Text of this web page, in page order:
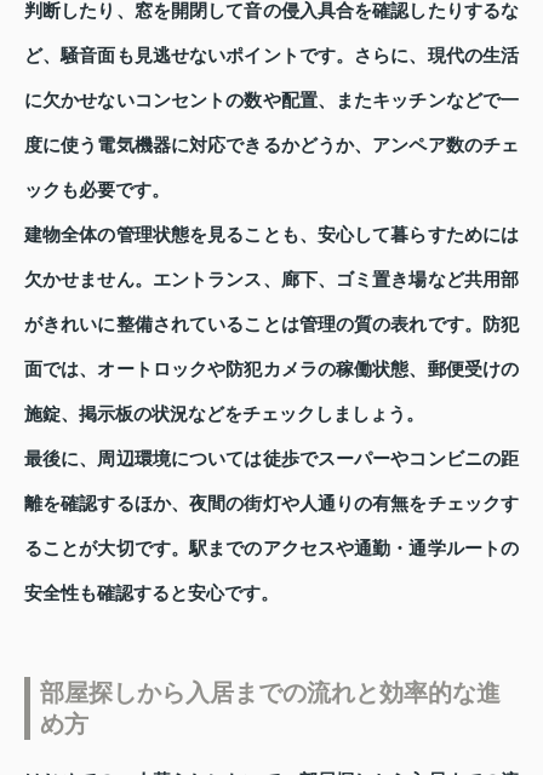
判断したり、窓を開閉して音の侵入具合を確認したりするな
ど、騒音面も見逃せないポイントです。さらに、現代の生活
に欠かせないコンセントの数や配置、またキッチンなどで一
度に使う電気機器に対応できるかどうか、アンペア数のチェ
ックも必要です。
建物全体の管理状態を見ることも、安心して暮らすためには
欠かせません。エントランス、廊下、ゴミ置き場など共用部
がきれいに整備されていることは管理の質の表れです。防犯
面では、オートロックや防犯カメラの稼働状態、郵便受けの
施錠、掲示板の状況などをチェックしましょう。
最後に、周辺環境については徒歩でスーパーやコンビニの距
離を確認するほか、夜間の街灯や人通りの有無をチェックす
ることが大切です。駅までのアクセスや通勤・通学ルートの
安全性も確認すると安心です。
部屋探しから入居までの流れと効率的な進
め方